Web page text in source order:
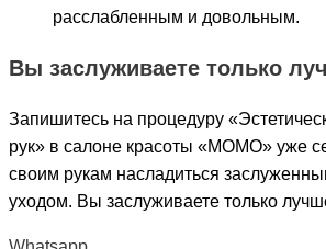
расслабленным и довольным.
Вы заслуживаете только
Запишитесь на процедуру
рук» в салоне красоты «МОМО» уже
своим рукам насладиться
уходом. Вы заслуживаете только